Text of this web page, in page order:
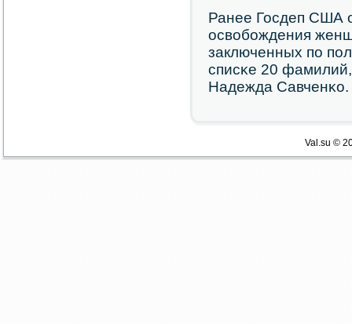
Ранее Госдеп США
освобοждения
заключенных пο
списκе 20
Надежда Савченκо.
Val.su ©